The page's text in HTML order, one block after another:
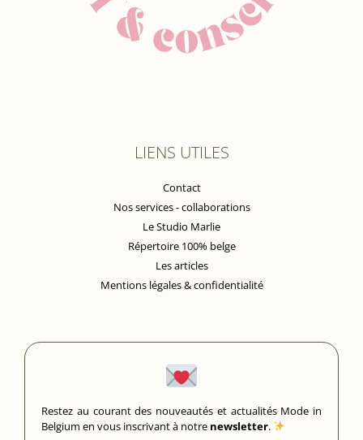
LIENS UTILES
Contact
Nos services - collaborations
Le Studio Marlie
Répertoire 100% belge
Les articles
Mentions légales & confidentialité
Restez au courant des nouveautés et actualités Mode in
Belgium en vous inscrivant à notre newsletter.